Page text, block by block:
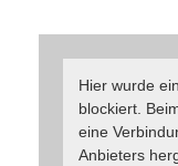
Hier wurde
blockiert.
eine
Anbieters